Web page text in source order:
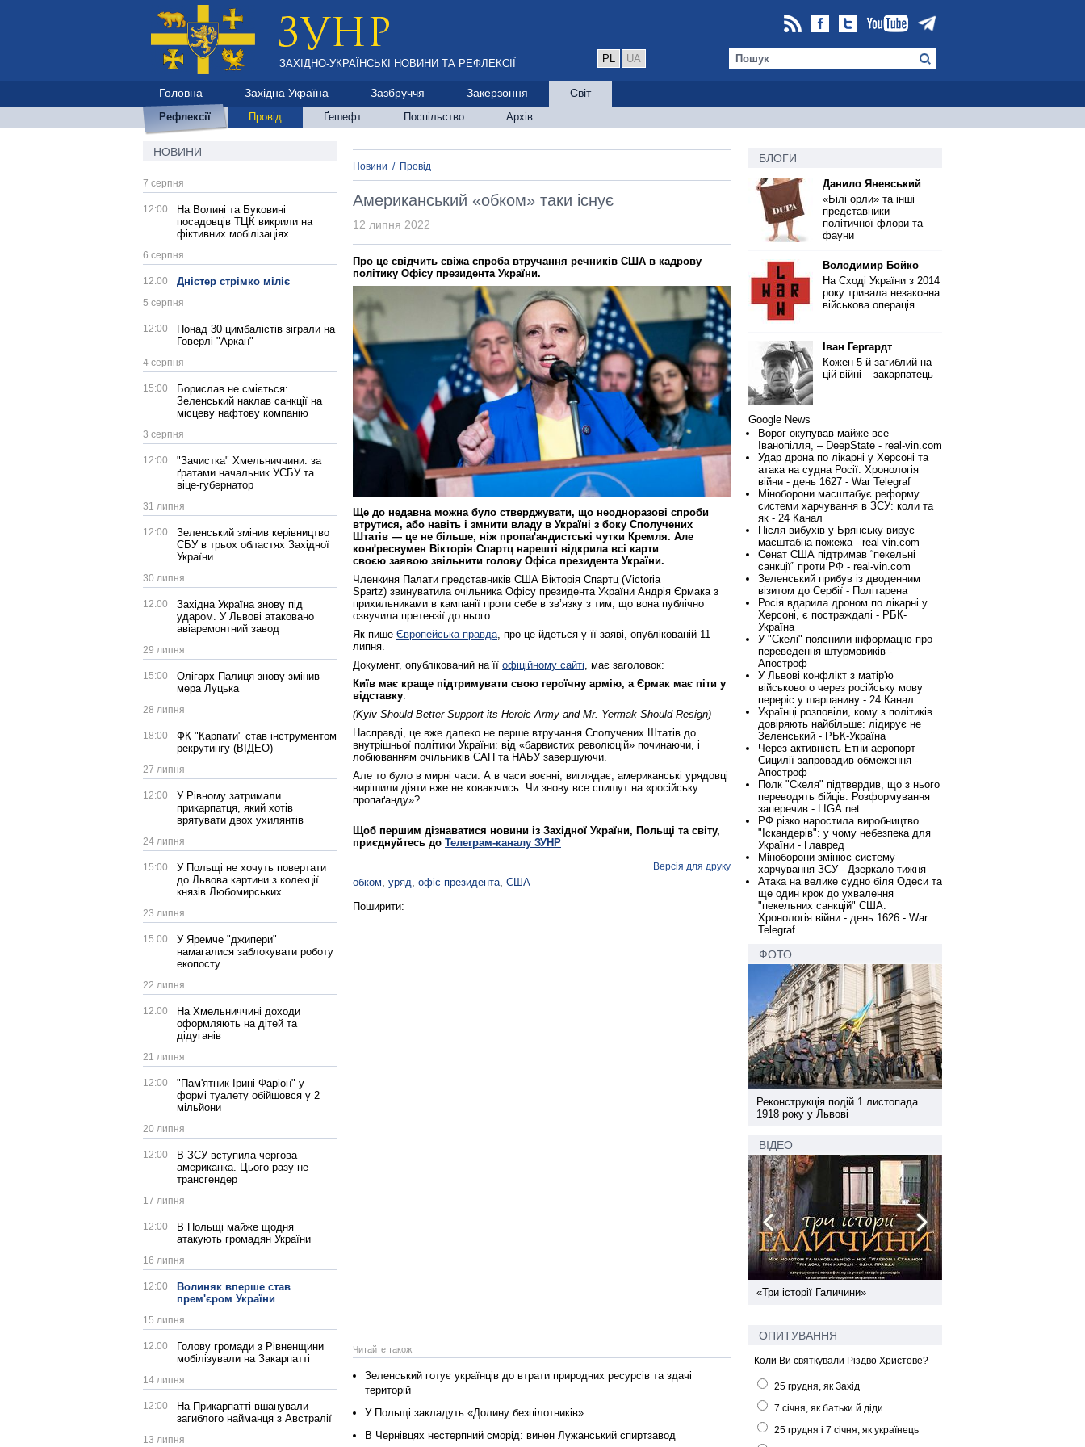
ЗАХІДНО-УКРАЇНСЬКІ НОВИНИ ТА РЕФЛЕКСІЇ PL UA
Головна Західна Україна Зазбруччя Закерзоння Світ
Рефлексії Провід Ґешефт Поспільство Архів
НОВИНИ
7 серпня
12:00
На Волині та Буковині
посадовців ТЦК викрили на
фіктивних мобілізаціях
6 серпня
12:00 Дністер стрімко міліє
5 серпня
12:00
Понад 30 цимбалістів зіграли на
Говерлі "Аркан"
4 серпня
15:00
Борислав не сміється:
Зеленський наклав санкції на
місцеву нафтову компанію
3 серпня
12:00
"Зачистка" Хмельниччини: за
ґратами начальник УСБУ та
віце-губернатор
31 липня
12:00
Зеленський змінив керівництво
СБУ в трьох областях Західної
України
30 липня
12:00
Західна Україна знову під
ударом. У Львові атаковано
авіаремонтний завод
29 липня
15:00
Олігарх Палиця знову змінив
мера Луцька
28 липня
18:00
ФК "Карпати" став інструментом
рекрутингу (ВІДЕО)
27 липня
12:00
У Рівному затримали
прикарпатця, який хотів
врятувати двох ухилянтів
24 липня
15:00
У Польщі не хочуть повертати
до Львова картини з колекції
князів Любомирських
23 липня
15:00
У Яремче "джипери"
намагалися заблокувати роботу
екопосту
22 липня
12:00
На Хмельниччині доходи
оформляють на дітей та
дідуганів
21 липня
12:00
"Пам'ятник Ірині Фаріон" у
формі туалету обійшовся у 2
мільйони
20 липня
12:00
В ЗСУ вступила чергова
американка. Цього разу не
трансгендер
17 липня
12:00
В Польщі майже щодня
атакують громадян України
16 липня
12:00
Волиняк вперше став
прем'єром України
15 липня
12:00
Голову громади з Рівненщини
мобілізували на Закарпатті
14 липня
12:00
На Прикарпатті вшанували
загиблого найманця з Австралії
13 липня
Новини / Провід
Американський «обком» таки існує
12 липня 2022
Про це свідчить свіжа спроба втручання речників США в кадрову
політику Офісу президента України.
Ще до недавна можна було стверджувати, що неодноразові спроби
втрутися, або навіть і змнити владу в Україні з боку Сполучених
Штатів — це не більше, ніж пропаґандистські чутки Кремля. Але
конґресвумен Вікторія Спартц нарешті відкрила всі карти
своєю заявою звільнити голову Офіса президента України.
Членкиня Палати представників США Вікторія Спартц (Victoria
Spartz) звинуватила очільника Офісу президента України Андрія Єрмака з
прихильниками в кампанії проти себе в зв’язку з тим, що вона публічно
озвучила претензії до нього.
Як пише Європейська правда, про це йдеться у її заяві, опублікованій 11
липня.
Документ, опублікований на її офіційному сайті, має заголовок:
Київ має краще підтримувати свою героїчну армію, а Єрмак має піти у
відставку.
(Kyiv Should Better Support its Heroic Army and Mr. Yermak Should Resign)
Насправді, це вже далеко не перше втручання Сполучених Штатів до
внутрішньої політики України: від «барвистих революцій» починаючи, і
лобіюванням очільників САП та НАБУ завершуючи.
Але то було в мирні часи. А в часи воєнні, виглядає, американські урядовці
вирішили діяти вже не ховаючись. Чи знову все спишут на «російську
пропаґанду»?
Щоб першим дізнаватися новини із Західної України, Польщі та світу,
приєднуйтесь до Телеграм-каналу ЗУНР
Версія для друку
обком, уряд, офіс президента, США
Поширити:
Читайте також
Зеленський готує українців до втрати природних ресурсів та здачі
територій
У Польщі закладуть «Долину безпілотників»
В Чернівцях нестерпний сморід: винен Лужанський спиртзавод
БЛОГИ
Данило Яневський
«Білі орли» та інші
представники
політичної флори та
фауни
Володимир Бойко
На Сході України з 2014
року тривала незаконна
військова операція
Іван Гергардт
Кожен 5-й загиблий на
цій війні – закарпатець
Google News
Ворог окупував майже все
Іванопілля, – DeepState - real-vin.com
Удар дрона по лікарні у Херсоні та
атака на судна Росії. Хронологія
війни - день 1627 - War Telegraf
Міноборони масштабує реформу
системи харчування в ЗСУ: коли та
як - 24 Канал
Після вибухів у Брянську вирує
масштабна пожежа - real-vin.com
Сенат США підтримав “пекельні
санкції” проти РФ - real-vin.com
Зеленський прибув із дводенним
візитом до Сербії - Політарена
Росія вдарила дроном по лікарні у
Херсоні, є постраждалі - РБК-
Україна
У "Скелі" пояснили інформацію про
переведення штурмовиків -
Апостроф
У Львові конфлікт з матір'ю
військового через російську мову
переріс у шарпанину - 24 Канал
Українці розповіли, кому з політиків
довіряють найбільше: лідирує не
Зеленський - РБК-Україна
Через активність Етни аеропорт
Сицилії запровадив обмеження -
Апостроф
Полк "Скеля" підтвердив, що з нього
переводять бійців. Розформування
заперечив - LIGA.net
РФ різко наростила виробництво
"Іскандерів": у чому небезпека для
України - Главред
Міноборони змінює систему
харчування ЗСУ - Дзеркало тижня
Атака на велике судно біля Одеси та
ще один крок до ухвалення
"пекельних санкцій" США.
Хронологія війни - день 1626 - War
Telegraf
ФОТО
Реконструкція подій 1 листопада
1918 року у Львові
ВІДЕО
«Три історії Галичини»
ОПИТУВАННЯ
Коли Ви святкували Різдво Христове?
25 грудня, як Захід
7 січня, як батьки й діди
25 грудня і 7 січня, як українець